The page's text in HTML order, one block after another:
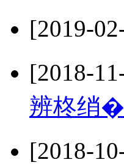
[2019-
[2018-
辨柊绡�
[2018-